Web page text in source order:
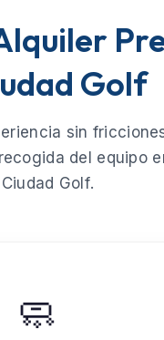
Golf
sin
del equipo
Ciudad Golf.
🧼